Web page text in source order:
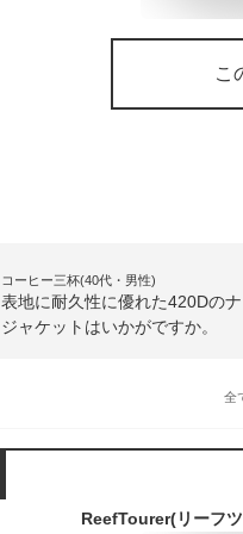
こ
コーヒー三杯(40代・男性)
表地に耐久性に優れた420Dの
ジャケットはいかがですか。
全